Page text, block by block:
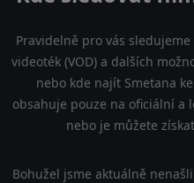
Pravidelně pro vás
videoték (VOD) a dalších
nebo kde najít Smetana
obsahuje pouze na oficiální a
nebo je můžete
Bohužel jsme aktuálně